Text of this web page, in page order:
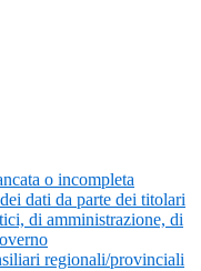
o incompleta
dati da parte dei titolari
di amministrazione, di
regionali/provinciali